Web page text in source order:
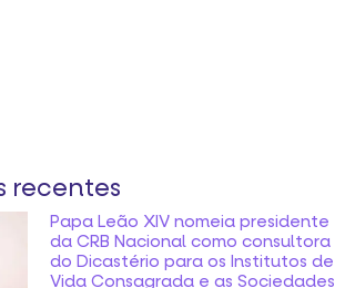
recentes
Papa Leão XIV nomeia presidente
da CRB Nacional como consultora
do Dicastério para os Institutos de
Vida Consagrada e as Sociedades